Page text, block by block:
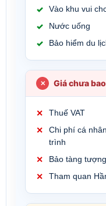
Vào khu vui
Nước uống
Bảo hiểm du
Giá chưa
Thuế VAT
Chi phí cá
trình
Bảo tàng
Tham quan